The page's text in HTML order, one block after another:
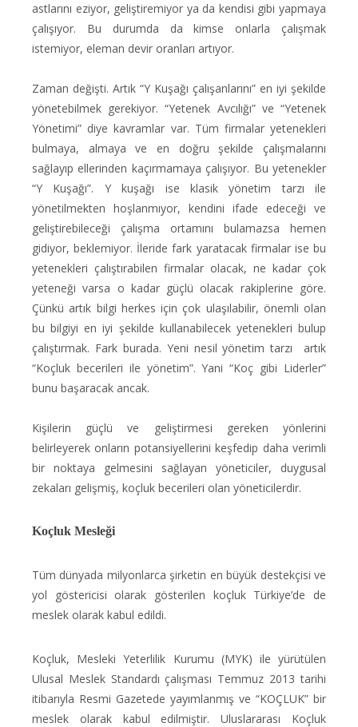
astlarını eziyor, geliştiremiyor ya da kendisi gibi yapmaya
çalışıyor. Bu durumda da kimse onlarla çalışmak
istemiyor, eleman devir oranları artıyor.
Zaman değişti. Artık “Y Kuşağı çalışanlarını” en iyi şekilde
yönetebilmek gerekiyor. “Yetenek Avcılığı” ve “Yetenek
Yönetimi” diye kavramlar var. Tüm firmalar yetenekleri
bulmaya, almaya ve en doğru şekilde çalışmalarını
sağlayıp ellerinden kaçırmamaya çalışıyor. Bu yetenekler
“Y Kuşağı”. Y kuşağı ise klasik yönetim tarzı ile
yönetilmekten hoşlanmıyor, kendini ifade edeceği ve
geliştirebileceği çalışma ortamını bulamazsa hemen
gidiyor, beklemiyor. İleride fark yaratacak firmalar ise bu
yetenekleri çalıştırabilen firmalar olacak, ne kadar çok
yeteneği varsa o kadar güçlü olacak rakiplerine göre.
Çünkü artık bilgi herkes için çok ulaşılabilir, önemli olan
bu bilgiyi en iyi şekilde kullanabilecek yetenekleri bulup
çalıştırmak. Fark burada. Yeni nesil yönetim tarzı artık
“Koçluk becerileri ile yönetim”. Yani “Koç gibi Liderler”
bunu başaracak ancak.
Kişilerin güçlü ve geliştirmesi gereken yönlerini
belirleyerek onların potansiyellerini keşfedip daha verimli
bir noktaya gelmesini sağlayan yöneticiler, duygusal
zekaları gelişmiş, koçluk becerileri olan yöneticilerdir.
Koçluk Mesleği
Tüm dünyada milyonlarca şirketin en büyük destekçisi ve
yol göstericisi olarak gösterilen koçluk Türkiye’de de
meslek olarak kabul edildi.
Koçluk, Mesleki Yeterlilik Kurumu (MYK) ile yürütülen
Ulusal Meslek Standardı çalışması Temmuz 2013 tarihi
itibarıyla Resmi Gazetede yayımlanmış ve “KOÇLUK” bir
meslek olarak kabul edilmiştir. Uluslararası Koçluk